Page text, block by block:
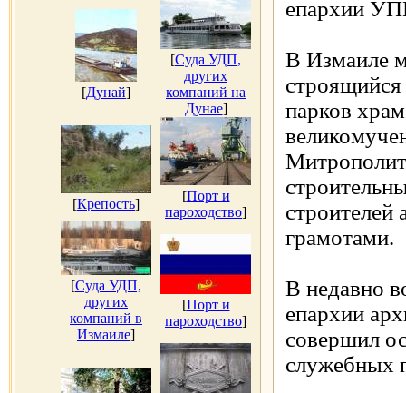
[Дунай]
[Суда УДП,
других
компаний на
Дунае]
[Крепость]
[Порт и
пароходство]
[Суда УДП,
других
компаний в
Измаиле]
[Порт и
пароходство]
епархии
В Измаиле
парков
строителей
грамотами.
В недавно
епархии
совершил
служебных